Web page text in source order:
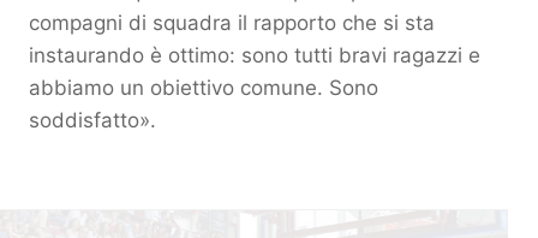
compagni di squadra il rapporto che si sta
instaurando è ottimo: sono tutti bravi ragazzi e
abbiamo un obiettivo comune. Sono
soddisfatto».